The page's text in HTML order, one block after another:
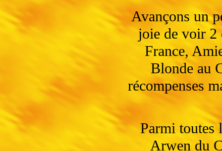
Avançons un
joie de voir 2
France,
Blonde au
récompenses
Parmi toutes
Arwen du